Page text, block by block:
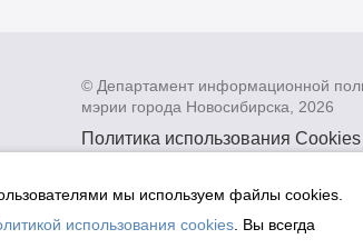
© Департамент информационной
мэрии города Новосибирска, 2026
Политика использования Cookies
данных в информационных
мэрии города Новосибирска
мы используем файлы cookies.
использования cookies . Вы всегда